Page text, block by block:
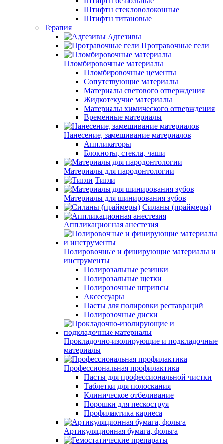
Штифты стекловолоконные
Штифты титановые
Терапия
Адгезивы
Протравочные гели
Пломбировочные материалы
Пломбировочные цементы
Сопутствующие материалы
Материалы светового отверждения
Жидкотекучие материалы
Материалы химического отверждения
Временные материалы
Нанесение, замешивание материалов
Аппликаторы
Блокноты, стекла, чаши
Материалы для пародонтологии
Тигли
Материалы для шинирования зубов
Силаны (праймеры)
Аппликационная анестезия
Полировочные и финирующие материалы и
инструменты
Полировальные резинки
Полировальные щетки
Полировочные штрипсы
Аксессуары
Пасты для полировки реставраций
Полировочные диски
Прокладочно-изолирующие и подкладочные
материалы
Профессиональная профилактика
Пасты для профессиональной чистки
Таблетки для полоскания
Клиническое отбеливание
Порошки для пескоструя
Профилактика кариеса
Артикуляционная бумага, фольга